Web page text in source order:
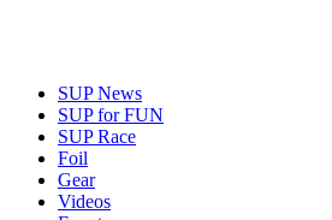
SUP News
SUP for FUN
SUP Race
Foil
Gear
Videos